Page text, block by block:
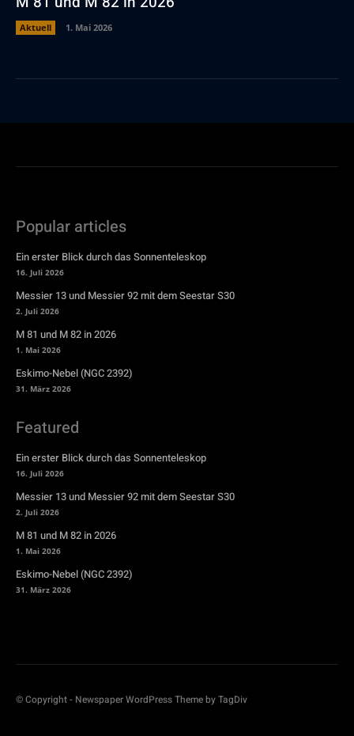
Aktuell 1. Mai 2026
Popular articles
Ein erster Blick durch das Sonnenteleskop
16. Juli 2026
Messier 13 und Messier 92 mit dem Seestar S30
2. Juli 2026
M 81 und M 82 in 2026
1. Mai 2026
Eskimo-Nebel (NGC 2392)
31. März 2026
Featured
Ein erster Blick durch das Sonnenteleskop
16. Juli 2026
Messier 13 und Messier 92 mit dem Seestar S30
2. Juli 2026
M 81 und M 82 in 2026
1. Mai 2026
Eskimo-Nebel (NGC 2392)
31. März 2026
© Copyright - Newspaper WordPress Theme by TagDiv